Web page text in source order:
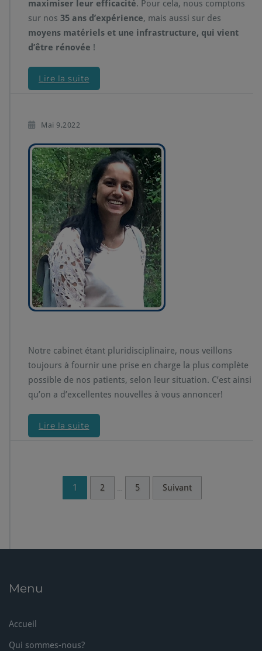
maximiser leur efficacité. Pour cela, nous comptons
sur nos 35 ans d’expérience, mais aussi sur des
moyens matériels et une infrastructure, qui vient
d’être rénovée !
Lire la suite
Mai 9,2022
Notre cabinet étant pluridisciplinaire, nous veillons
toujours à fournir une prise en charge la plus complète
possible de nos patients, selon leur situation. C’est ainsi
qu’on a d’excellentes nouvelles à vous annoncer!
Lire la suite
1 2 5 Suivant
Menu
Accueil
Qui sommes-nous?